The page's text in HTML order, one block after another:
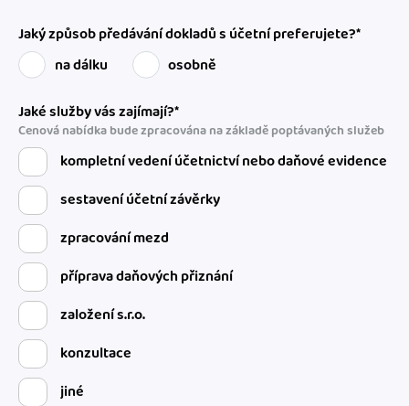
Jaký způsob předávání dokladů s účetní preferujete?*
na dálku
osobně
Jaké služby vás zajímají?*
Cenová nabídka bude zpracována na základě poptávaných služeb
kompletní vedení účetnictví nebo daňové evidence
sestavení účetní závěrky
zpracování mezd
příprava daňových přiznání
založení s.r.o.
konzultace
jiné